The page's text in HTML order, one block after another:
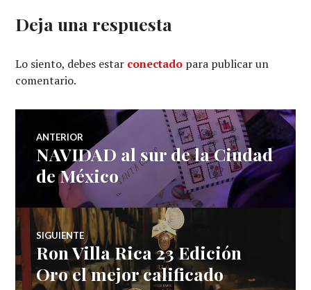
Deja una respuesta
Lo siento, debes estar conectado para publicar un
comentario.
Navegación
de
entradas
ANTERIOR
Entrada
anterior:
NAVIDAD al sur de la Ciudad
de México
SIGUIENTE
Entrada
siguiente:
Ron Villa Rica 23 Edición
Oro el mejor calificado